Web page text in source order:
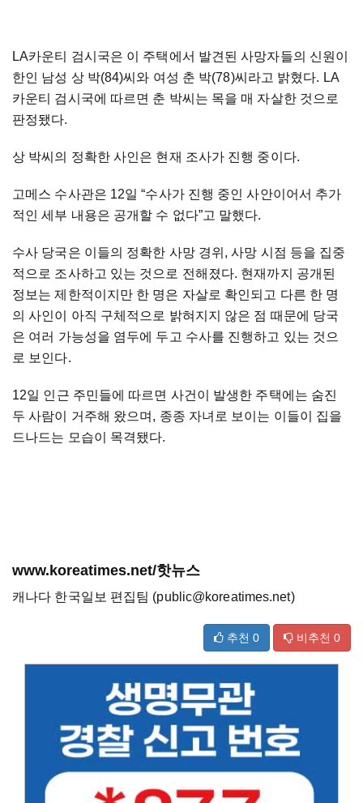
LA카운티 검시국은 이 주택에서 발견된 사망자들의 신원이
한인 남성 상 박(84)씨와 여성 춘 박(78)씨라고 밝혔다. LA
카운티 검시국에 따르면 춘 박씨는 목을 매 자살한 것으로
판정됐다.
상 박씨의 정확한 사인은 현재 조사가 진행 중이다.
고메스 수사관은 12일 “수사가 진행 중인 사안이어서 추가
적인 세부 내용은 공개할 수 없다”고 말했다.
수사 당국은 이들의 정확한 사망 경위, 사망 시점 등을 집중
적으로 조사하고 있는 것으로 전해졌다. 현재까지 공개된
정보는 제한적이지만 한 명은 자살로 확인되고 다른 한 명
의 사인이 아직 구체적으로 밝혀지지 않은 점 때문에 당국
은 여러 가능성을 염두에 두고 수사를 진행하고 있는 것으
로 보인다.
12일 인근 주민들에 따르면 사건이 발생한 주택에는 숨진
두 사람이 거주해 왔으며, 종종 자녀로 보이는 이들이 집을
드나드는 모습이 목격됐다.
www.koreatimes.net/핫뉴스
캐나다 한국일보 편집팀 (public@koreatimes.net)
추천 0 비추천 0